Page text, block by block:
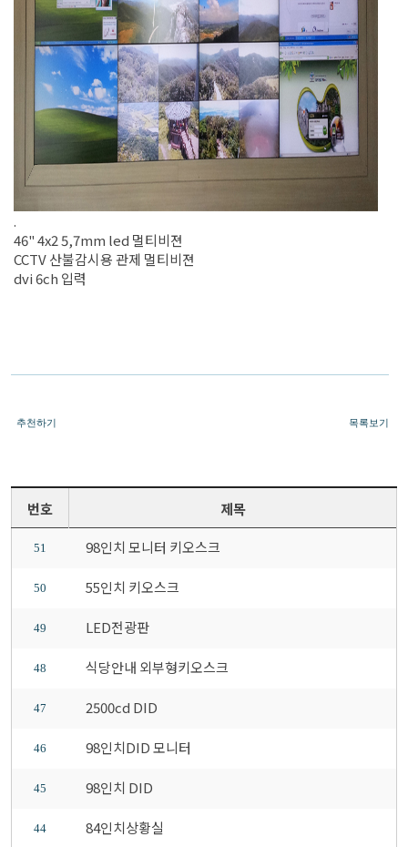
.
46" 4x2 5,7mm led 멀티비젼
CCTV 산불감시용 관제 멀티비젼
dvi 6ch 입력
추천하기 목록보기
번호 제목
51 98인치 모니터 키오스크
50 55인치 키오스크
49 LED전광판
48 식당안내 외부형키오스크
47 2500cd DID
46 98인치DID 모니터
45 98인치 DID
44 84인치상황실